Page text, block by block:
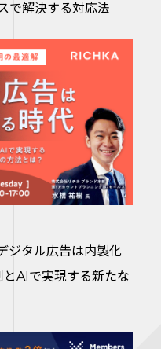
で解決する対応法
ジタル広告は内製化
AIで実現する新たな